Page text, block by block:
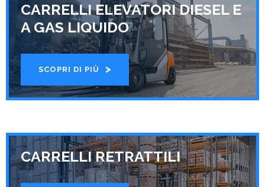
CARRELLI ELEVATORI DIESEL E
A GAS LIQUIDO
SCOPRI DI PIÙ
CARRELLI RETRATTILI